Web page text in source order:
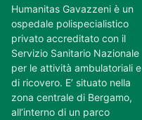
Humanitas Gavazzeni è un
ospedale polispecialistico
privato accreditato con il
Servizio Sanitario Nazionale
per le attività ambulatoriali e
di ricovero. E’ situato nella
zona centrale di Bergamo,
all’interno di un parco